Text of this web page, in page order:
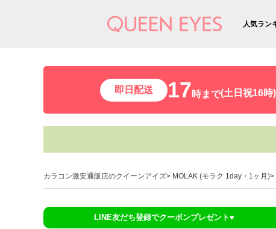
人気ラン
即日配送 17時まで(土日祝16時)
カラコン激安通販店のクイーンアイズ MOLAK (モラク 1day・1ヶ月)
LINE友だち登録でクーポンプレゼント♥